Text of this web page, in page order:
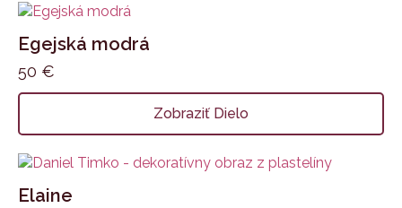
Egejská modrá
50 €
Zobraziť Dielo
Elaine